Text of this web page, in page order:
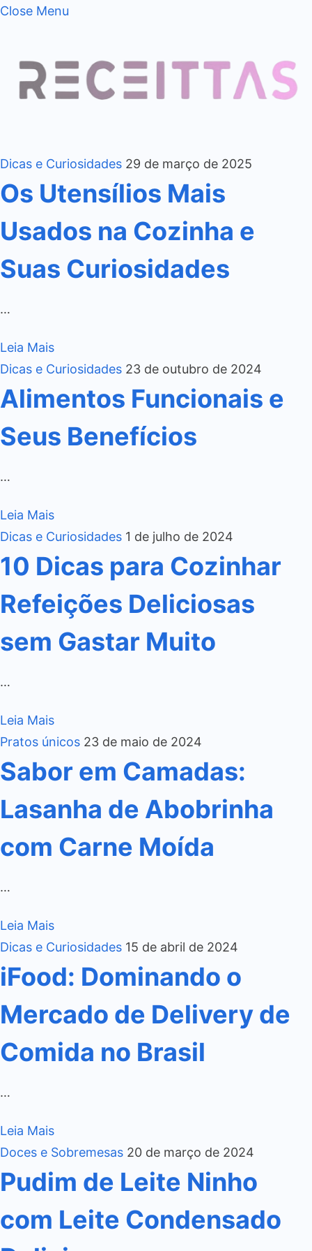
Close Menu
Dicas e Curiosidades 29 de março de 2025
Os Utensílios Mais
Usados na Cozinha e
Suas Curiosidades
…
Leia Mais
Dicas e Curiosidades 23 de outubro de 2024
Alimentos Funcionais e
Seus Benefícios
…
Leia Mais
Dicas e Curiosidades 1 de julho de 2024
10 Dicas para Cozinhar
Refeições Deliciosas
sem Gastar Muito
…
Leia Mais
Pratos únicos 23 de maio de 2024
Sabor em Camadas:
Lasanha de Abobrinha
com Carne Moída
…
Leia Mais
Dicas e Curiosidades 15 de abril de 2024
iFood: Dominando o
Mercado de Delivery de
Comida no Brasil
…
Leia Mais
Doces e Sobremesas 20 de março de 2024
Pudim de Leite Ninho
com Leite Condensado